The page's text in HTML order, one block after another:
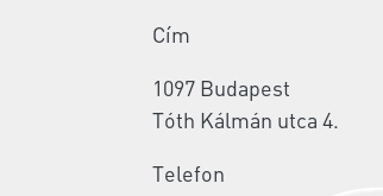
Cím
1097 Budapest
Tóth Kálmán utca 4.
Telefon